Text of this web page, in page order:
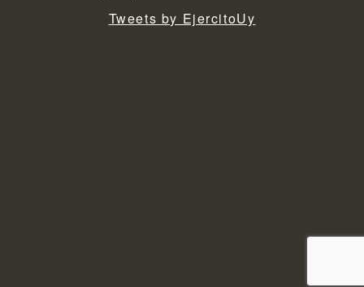
Tweets by EjercitoUy